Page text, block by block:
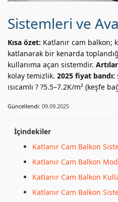
Sistemleri ve
Kısa özet: Katlanır cam balkon;
katlanarak bir kenarda
kullanıma açan sistemdir.
kolay temizlik. 2025 fiyat bandı:
ısıcamlı ? ?5.5–7.2K/m² (keşfe
Güncellendi: 09.09.2025
İçindekiler
Katlanır Cam Balkon
Katlanır Cam Balkon
Katlanır Cam Balkon
Katlanır Cam Balkon